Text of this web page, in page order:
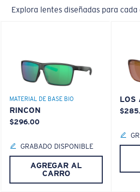
Explora lentes diseñadas para
MATERIAL DE BASE BIO
RINCON
$296.00
GRABADO DISPONIBLE
AGREGAR AL
CARRO
LOS